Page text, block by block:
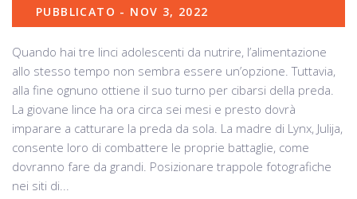
PUBBLICATO - NOV 3, 2022
Quando hai tre linci adolescenti da nutrire, l’alimentazione
allo stesso tempo non sembra essere un’opzione. Tuttavia,
alla fine ognuno ottiene il suo turno per cibarsi della preda.
La giovane lince ha ora circa sei mesi e presto dovrà
imparare a catturare la preda da sola. La madre di Lynx, Julija,
consente loro di combattere le proprie battaglie, come
dovranno fare da grandi. Posizionare trappole fotografiche
nei siti di...